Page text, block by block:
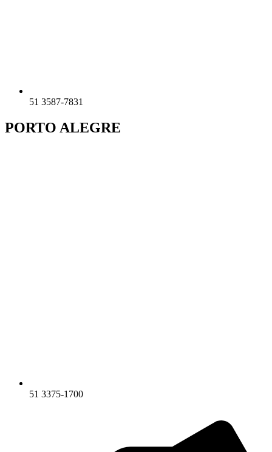
51 3587-7831
PORTO ALEGRE
51 3375-1700